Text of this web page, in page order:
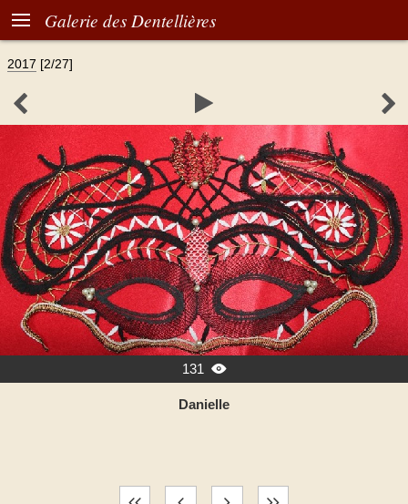
 Galerie des Dentellières
2017 [2/27]
  
131 
Danielle